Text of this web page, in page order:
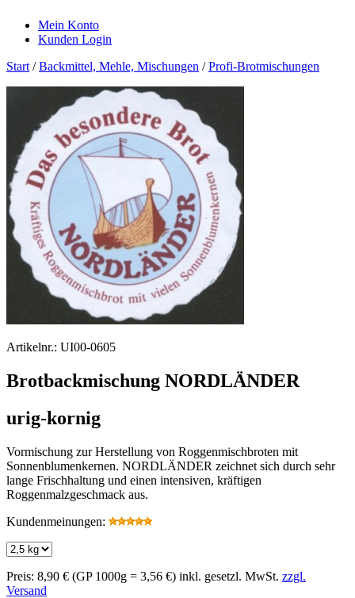
Mein Konto
Kunden Login
Start /Backmittel, Mehle, Mischungen /Profi-Brotmischungen
Artikelnr.: UI00-0605
Brotbackmischung NORDLÄNDER
urig-kornig
Vormischung zur Herstellung von Roggenmischbroten mit
Sonnenblumenkernen. NORDLÄNDER zeichnet sich durch sehr
lange Frischhaltung und einen intensiven, kräftigen
Roggenmalzgeschmack aus.
Kundenmeinungen:
Preis: 8,90 € (GP 1000g = 3,56 €) inkl. gesetzl. MwSt. zzgl.
Versand